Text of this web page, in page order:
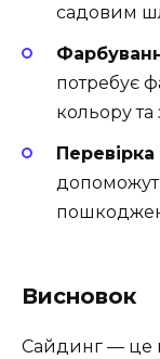
садовим
потребує
кольору та
Перевірка
Висновок
Сайдинг — це